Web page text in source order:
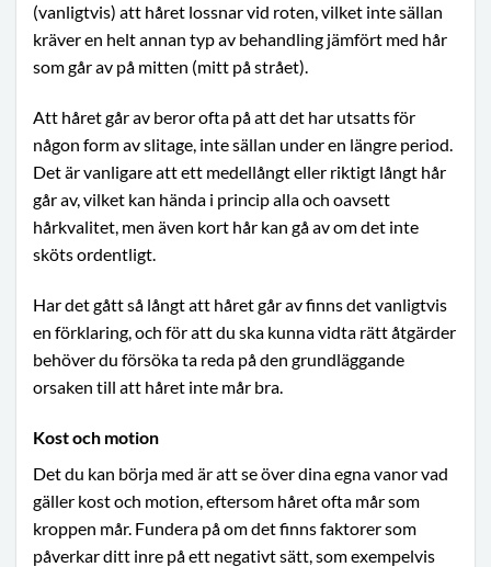
(vanligtvis) att håret lossnar vid roten, vilket inte sällan
kräver en helt annan typ av behandling jämfört med hår
som går av på mitten (mitt på strået).
Att håret går av beror ofta på att det har utsatts för
någon form av slitage, inte sällan under en längre period.
Det är vanligare att ett medellångt eller riktigt långt hår
går av, vilket kan hända i princip alla och oavsett
hårkvalitet, men även kort hår kan gå av om det inte
sköts ordentligt.
Har det gått så långt att håret går av finns det vanligtvis
en förklaring, och för att du ska kunna vidta rätt åtgärder
behöver du försöka ta reda på den grundläggande
orsaken till att håret inte mår bra.
Kost och motion
Det du kan börja med är att se över dina egna vanor vad
gäller kost och motion, eftersom håret ofta mår som
kroppen mår. Fundera på om det finns faktorer som
påverkar ditt inre på ett negativt sätt, som exempelvis